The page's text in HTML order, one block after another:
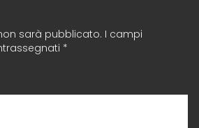
sarà pubblicato. I campi
*